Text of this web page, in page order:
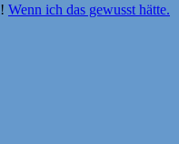
! Wenn ich das gewusst hätte.